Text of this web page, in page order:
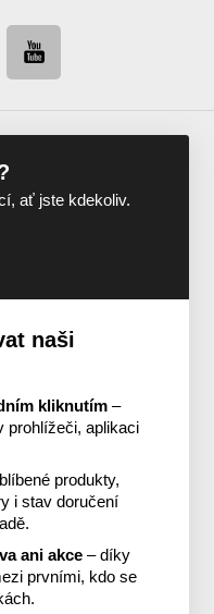
ať jste kdekoliv.
naši
kliknutím –
prohlížeči, aplikaci
produkty,
i stav doručení
ani akce – díky
prvními, kdo se